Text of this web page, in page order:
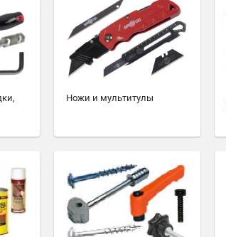
Ножи и мультитулы